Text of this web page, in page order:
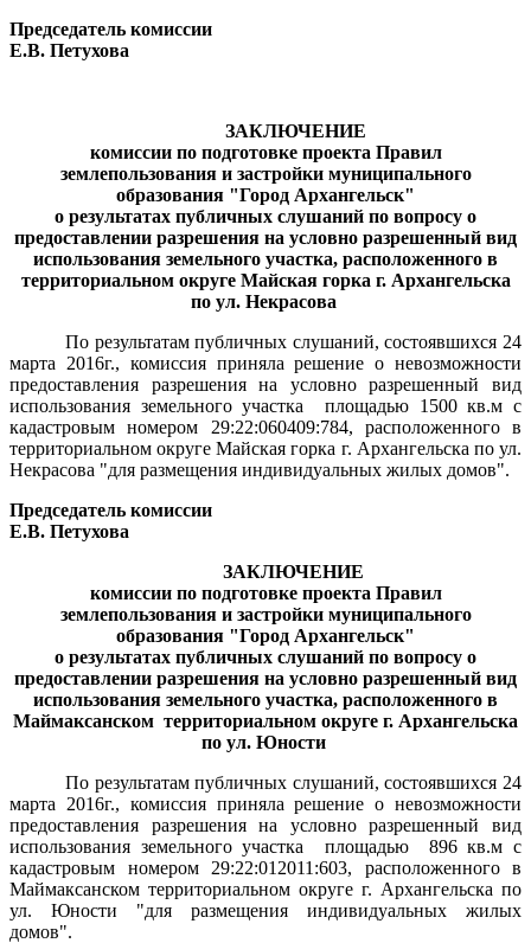
Председатель комиссии
Е.В. Петухова
ЗАКЛЮЧЕНИЕ
комиссии по подготовке проекта Правил
землепользования и застройки муниципального
образования "Город Архангельск"
о результатах публичных слушаний по вопросу о
предоставлении разрешения на условно разрешенный вид
использования земельного участка, расположенного в
территориальном округе Майская горка г. Архангельска
по ул. Некрасова
По результатам публичных слушаний, состоявшихся 24
марта 2016г., комиссия приняла решение о невозможности
предоставления разрешения на условно разрешенный вид
использования земельного участка
площадью 1500 кв.м с
кадастровым номером 29:22:060409:784, расположенного в
территориальном округе Майская горка г. Архангельска по ул.
Некрасова "для размещения индивидуальных жилых домов".
Председатель комиссии
Е.В. Петухова
ЗАКЛЮЧЕНИЕ
комиссии по подготовке проекта Правил
землепользования и застройки муниципального
образования "Город Архангельск"
о результатах публичных слушаний по вопросу о
предоставлении разрешения на условно разрешенный вид
использования земельного участка, расположенного в
Маймаксанском территориальном округе г. Архангельска
по ул. Юности
По результатам публичных слушаний, состоявшихся 24
марта 2016г., комиссия приняла решение о невозможности
предоставления разрешения на условно разрешенный вид
использования земельного участка
площадью
896 кв.м с
кадастровым номером 29:22:012011:603, расположенного в
Маймаксанском территориальном округе г. Архангельска по
ул. Юности "для размещения индивидуальных жилых
домов".